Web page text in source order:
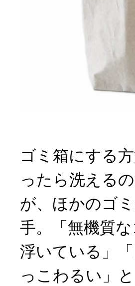
ゴミ箱にする
ったら洗える
が、ほかのゴ
手。「無機質
浮いている」
っこわるい」